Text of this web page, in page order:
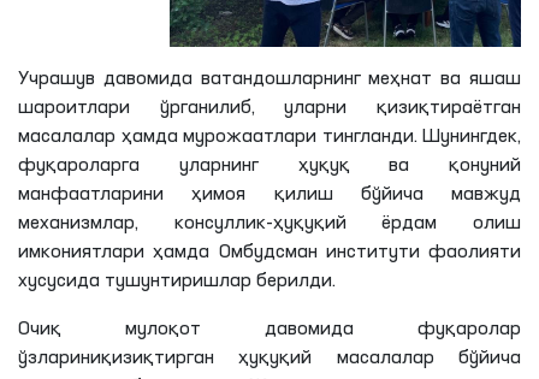
Учрашув давомида ватандошларнинг меҳнат ва яшаш
шароитлари ўрганилиб, уларни қизиқтираётган
масалалар ҳамда мурожаатлари тингланди. Шунингдек,
фуқароларга уларнинг ҳуқуқ ва қонуний
манфаатларини ҳимоя қилиш бўйича мавжуд
механизмлар, консуллик-ҳуқуқий ёрдам олиш
имкониятлари ҳамда Омбудсман институти фаолияти
хусусида тушунтиришлар берилди.
Очиқ мулоқот давомида фуқаролар
ўзлариниқизиқтирган ҳуқуқий масалалар бўйича